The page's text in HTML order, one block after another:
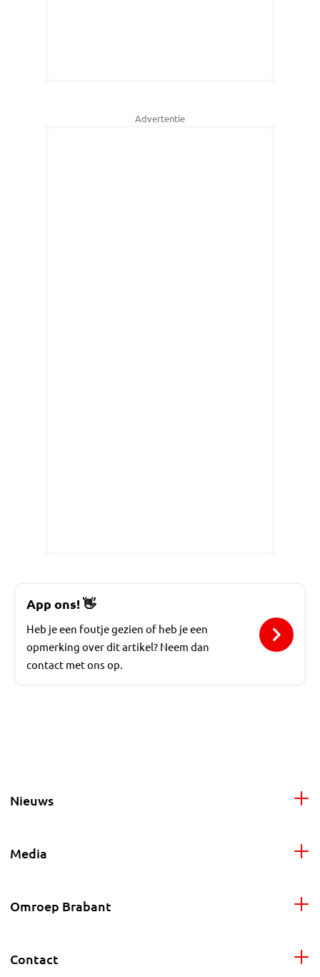
Advertentie
App ons!👋
Heb je een foutje gezien of heb je een
opmerking over dit artikel? Neem dan
contact met ons op.
Nieuws
Media
Omroep Brabant
Contact